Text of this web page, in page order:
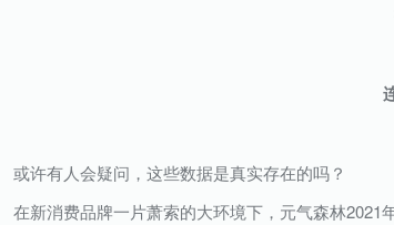
或许有人会疑问，这些数据是真实存在的吗？
在新消费品牌一片萧索的大环境下，元气森林